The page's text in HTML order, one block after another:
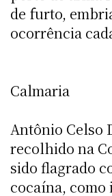
de furto,
ocorrência
Calmaria
Antônio Celso
recolhido na
sido flagrado
cocaína, como